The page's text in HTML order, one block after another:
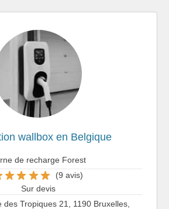
wallbox en Belgique
de recharge Forest
(9 avis)
Sur devis
des Tropiques 21, 1190 Bruxelles,